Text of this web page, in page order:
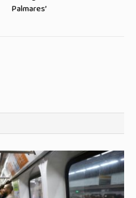
Palmares’